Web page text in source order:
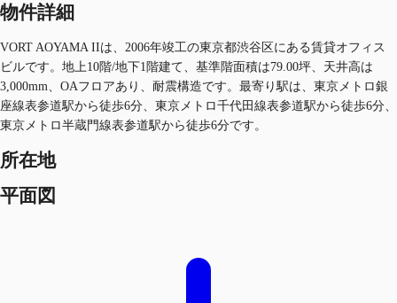
物件詳細
VORT AOYAMA IIは、2006年竣工の東京都渋谷区にある賃貸オフィス
ビルです。地上10階/地下1階建て、基準階面積は79.00坪、天井高は
3,000mm、OAフロアあり、耐震構造です。最寄り駅は、東京メトロ銀
座線表参道駅から徒歩6分、東京メトロ千代田線表参道駅から徒歩6分、
東京メトロ半蔵門線表参道駅から徒歩6分です。
所在地
平面図